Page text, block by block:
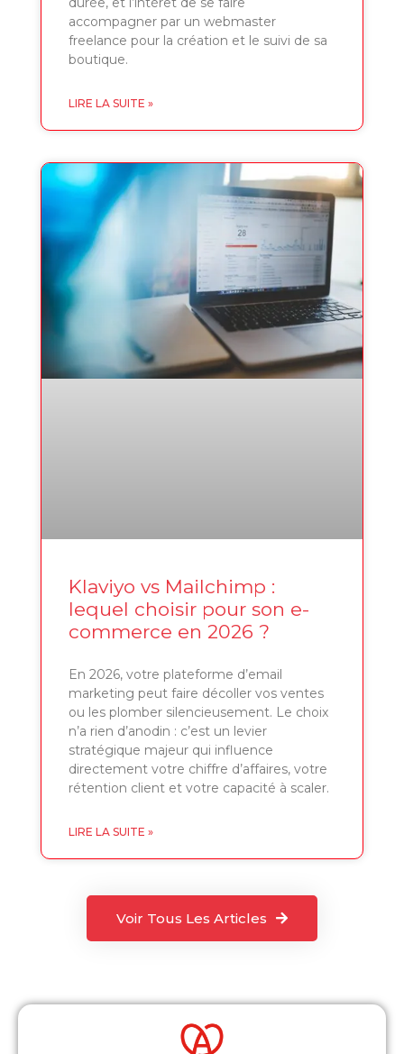
accompagner par un webmaster
freelance pour la création et le suivi de sa
boutique.
LIRE LA SUITE »
Klaviyo vs Mailchimp :
lequel choisir pour son e-
commerce en 2026 ?
En 2026, votre plateforme d’email
marketing peut faire décoller vos ventes
ou les plomber silencieusement. Le choix
n’a rien d’anodin : c’est un levier
stratégique majeur qui influence
directement votre chiffre d’affaires, votre
rétention client et votre capacité à scaler.
LIRE LA SUITE »
Voir Tous Les Articles